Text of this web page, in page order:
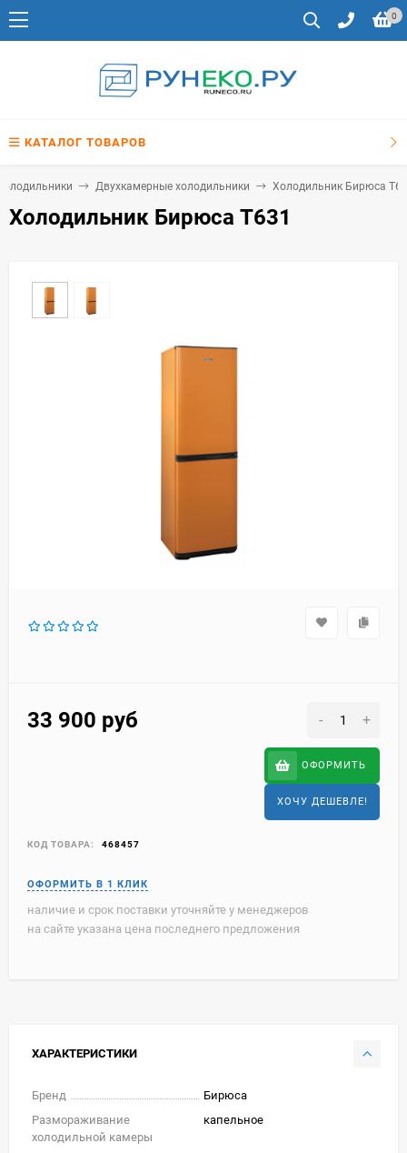
0
КАТАЛОГ ТОВАРОВ
Двухкамерные холодильники Холодильник Бирюса
Холодильник Бирюса T631
33 900 руб - +
ОФОРМИТЬ
ХОЧУ ДЕШЕВЛЕ!
КОД ТОВАРА: 468457
наличие и срок поставки уточняйте у менеджеров
на сайте указана цена последнего предложения
ХАРАКТЕРИСТИКИ
Бренд
Бирюса
Размораживание
холодильной камеры
капельное